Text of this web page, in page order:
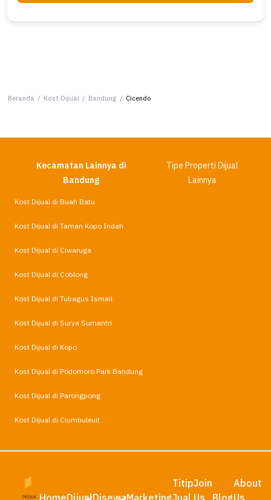
Beranda / Kost Dijual / Bandung / Cicendo
Kecamatan Lainnya di
Bandung
Tipe Properti Dijual
Lainnya
Kost Dijual di Buah Batu
Kost Dijual di Taman Kopo Indah
Kost Dijual di Ciwaruga
Kost Dijual di Coblong
Kost Dijual di Tubagus Ismail
Kost Dijual di Surya Sumantri
Kost Dijual di Kopo
Kost Dijual di Podomoro Park Bandung
Kost Dijual di Parongpong
Kost Dijual di Ciumbuleuit
HomeDijualDisewaMarketing
Titip
Jual
Join
Us
Blog
About
Us